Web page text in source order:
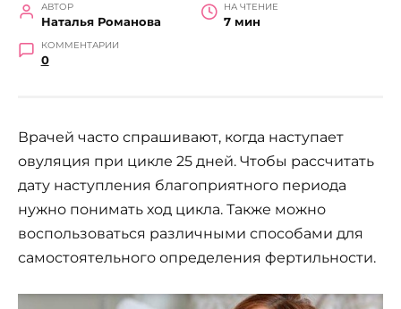
АВТОР
Наталья Романова
НА ЧТЕНИЕ
7 мин
КОММЕНТАРИИ
0
Врачей часто спрашивают, когда наступает
овуляция при цикле 25 дней. Чтобы рассчитать
дату наступления благоприятного периода
нужно понимать ход цикла. Также можно
воспользоваться различными способами для
самостоятельного определения фертильности.